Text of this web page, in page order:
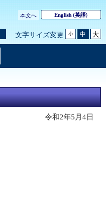
本文へ English(英語)
文字サイズ変更 小 中 大
令和2年5月4日